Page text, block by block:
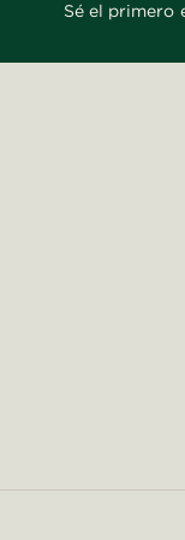
Sé el primero